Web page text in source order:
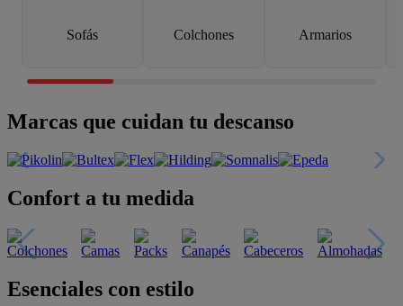
Sofás Colchones Armarios
Marcas que cuidan tu descanso
Confort a tu medida
Esenciales con estilo